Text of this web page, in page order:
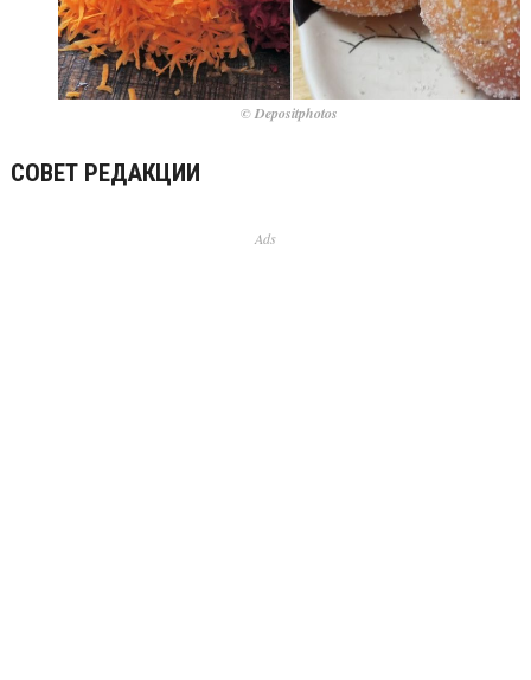
© Depositphotos
СОВЕТ РЕДАКЦИИ
Ads